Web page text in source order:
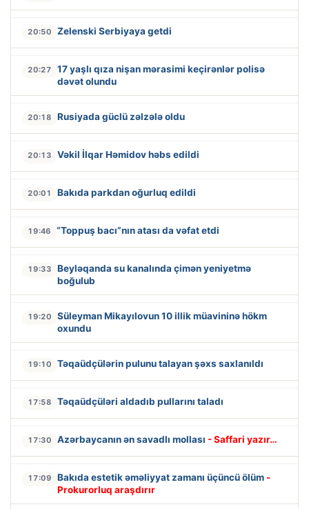
20:50 Zelenski Serbiyaya getdi
20:27
17 yaşlı qıza nişan mərasimi keçirənlər polisə
dəvət olundu
20:18 Rusiyada güclü zəlzələ oldu
20:13 Vəkil İlqar Həmidov həbs edildi
20:01 Bakıda parkdan oğurluq edildi
19:46 “Toppuş bacı”nın atası da vəfat etdi
19:33
Beyləqanda su kanalında çimən yeniyetmə
boğulub
19:20
Süleyman Mikayılovun 10 illik müavininə hökm
oxundu
19:10 Təqaüdçülərin pulunu talayan şəxs saxlanıldı
17:58 Təqaüdçüləri aldadıb pullarını taladı
17:30 Azərbaycanın ən savadlı mollası - Saffari yazır…
17:09 Bakıda estetik əməliyyat zamanı üçüncü ölüm -
Prokurorluq araşdırır